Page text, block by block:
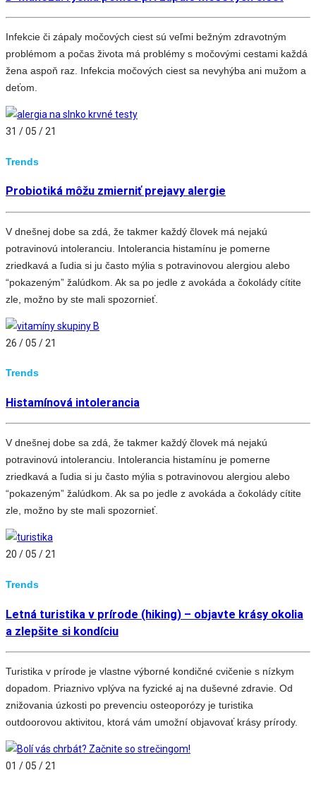
Infekcie či zápaly močových ciest sú veľmi bežným zdravotným
problémom a počas života má problémy s močovými cestami každá
žena aspoň raz. Infekcia močových ciest sa nevyhýba ani mužom a
deťom.
31 / 05 / 21
Trends
Probiotiká môžu zmierniť prejavy alergie
V dnešnej dobe sa zdá, že takmer každý človek má nejakú
potravinovú intoleranciu. Intolerancia histamínu je pomerne
zriedkavá a ľudia si ju často mýlia s potravinovou alergiou alebo
“pokazeným” žalúdkom. Ak sa po jedle z avokáda a čokolády cítite
zle, možno by ste mali spozornieť.
26 / 05 / 21
Trends
Histamínová intolerancia
V dnešnej dobe sa zdá, že takmer každý človek má nejakú
potravinovú intoleranciu. Intolerancia histamínu je pomerne
zriedkavá a ľudia si ju často mýlia s potravinovou alergiou alebo
“pokazeným” žalúdkom. Ak sa po jedle z avokáda a čokolády cítite
zle, možno by ste mali spozornieť.
20 / 05 / 21
Trends
Letná turistika v prírode (hiking) – objavte krásy okolia
a zlepšite si kondíciu
Turistika v prírode je vlastne výborné kondičné cvičenie s nízkym
dopadom. Priaznivo vplýva na fyzické aj na duševné zdravie. Od
znižovania úzkosti po prevenciu osteoporózy je turistika
outdoorovou aktivitou, ktorá vám umožní objavovať krásy prírody.
01 / 05 / 21